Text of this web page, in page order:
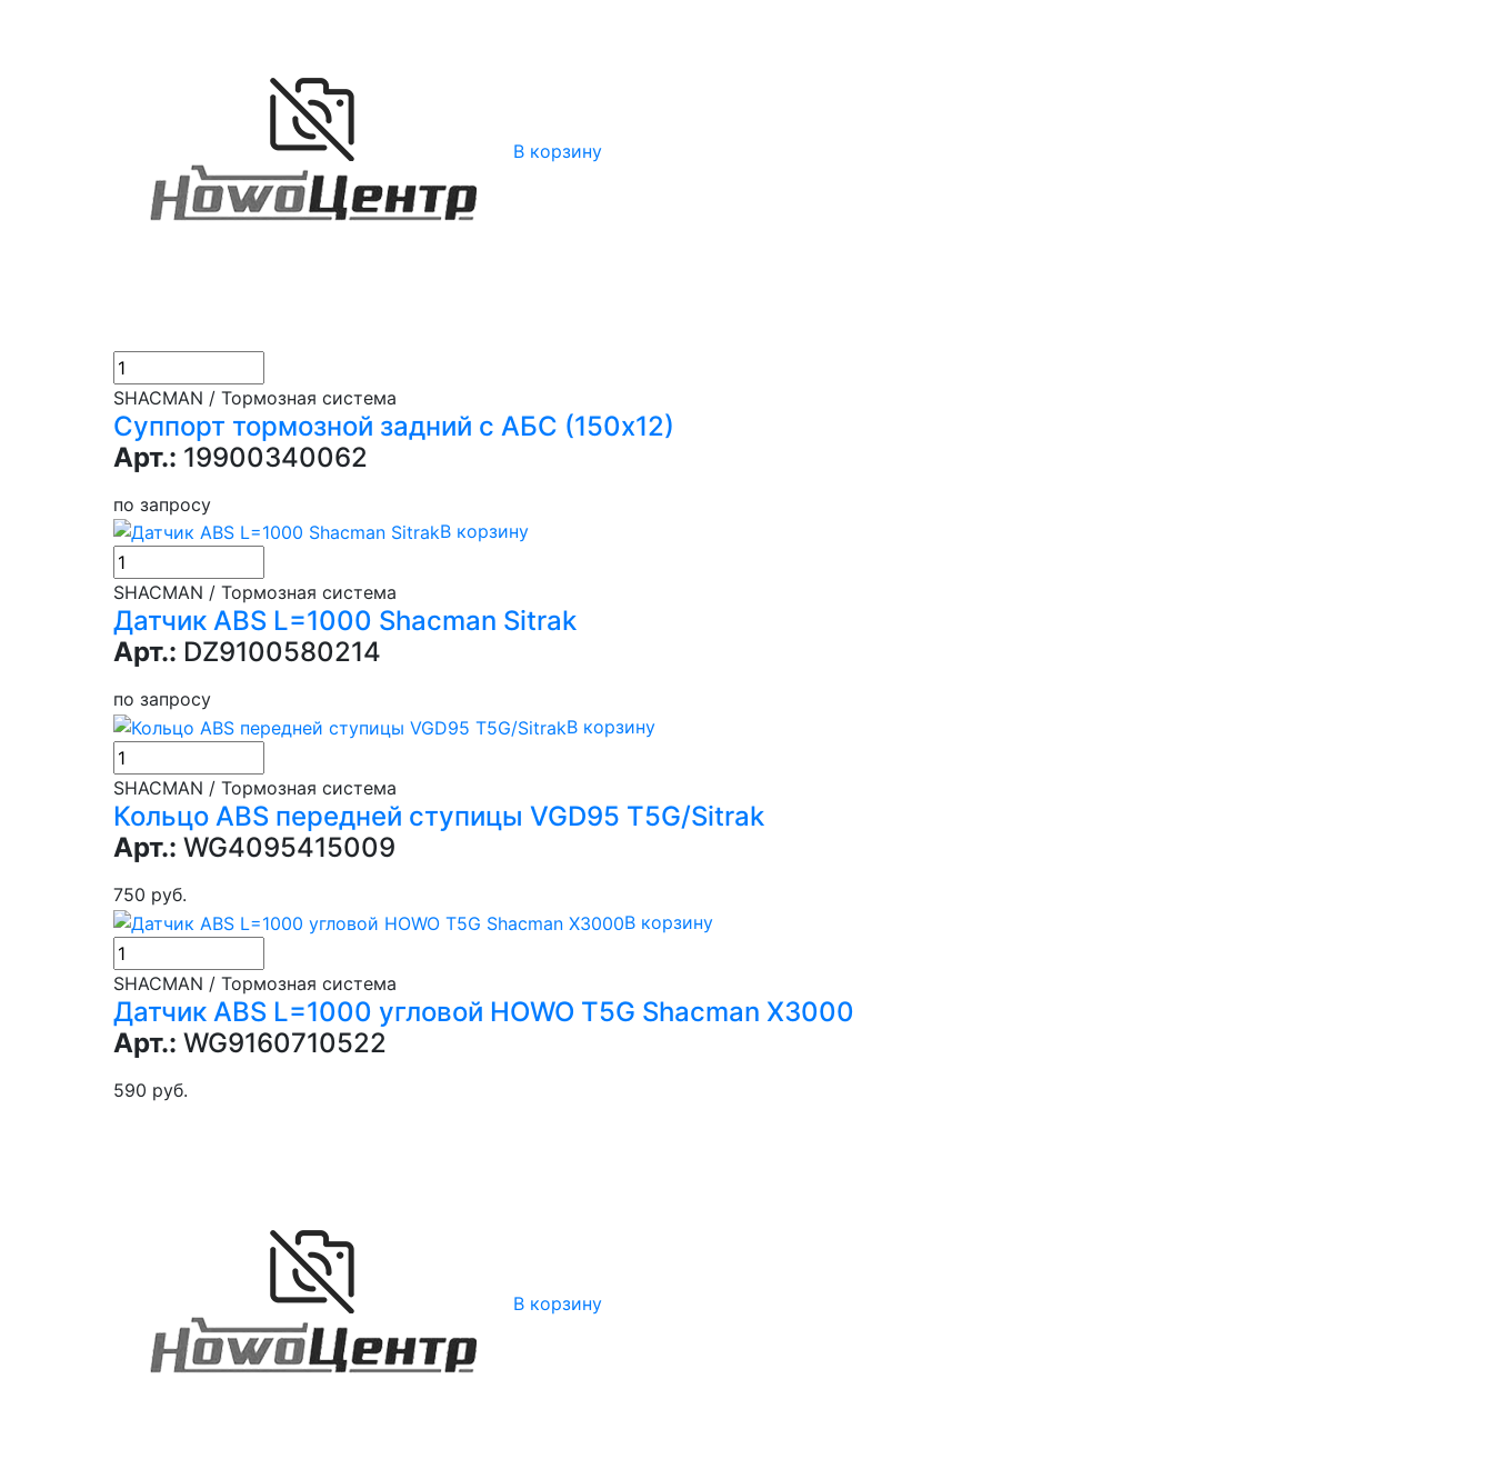
В корзину
SHACMAN / Тормозная система
Суппорт тормозной задний с АБС (150х12)
Арт.: 19900340062
по запросу
В корзину
SHACMAN / Тормозная система
Датчик ABS L=1000 Shacman Sitrak
Арт.: DZ9100580214
по запросу
В корзину
SHACMAN / Тормозная система
Кольцо ABS передней ступицы VGD95 T5G/Sitrak
Арт.: WG4095415009
750 руб.
В корзину
SHACMAN / Тормозная система
Датчик ABS L=1000 угловой HOWO T5G Shacman X3000
Арт.: WG9160710522
590 руб.
В корзину